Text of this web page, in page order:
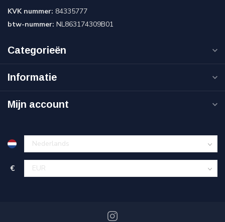
KVK nummer: 84335777
btw-nummer: NL863174309B01
Categorieën
Informatie
Mijn account
€